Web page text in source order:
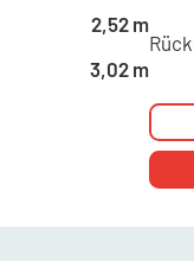
2,52 m
3,02 m